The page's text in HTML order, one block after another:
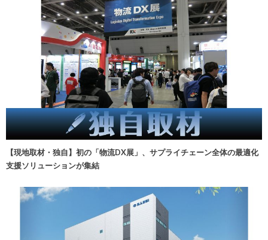
【現地取材・独自】初の「物流DX展」、サプライチェーン全体の最適化
支援ソリューションが集結